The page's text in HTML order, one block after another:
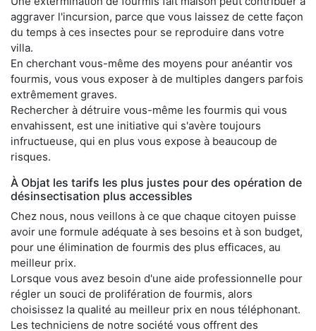
aggraver l'incursion, parce que vous laissez de cette façon
du temps à ces insectes pour se reproduire dans votre
villa.
En cherchant vous-même des moyens pour anéantir vos
fourmis, vous vous exposer à de multiples dangers parfois
extrêmement graves.
Rechercher à détruire vous-même les fourmis qui vous
envahissent, est une initiative qui s'avère toujours
infructueuse, qui en plus vous expose à beaucoup de
risques.
À Objat les tarifs les plus justes pour des opération de
désinsectisation plus accessibles
Chez nous, nous veillons à ce que chaque citoyen puisse
avoir une formule adéquate à ses besoins et à son budget,
pour une élimination de fourmis des plus efficaces, au
meilleur prix.
Lorsque vous avez besoin d'une aide professionnelle pour
régler un souci de prolifération de fourmis, alors
choisissez la qualité au meilleur prix en nous téléphonant.
Les techniciens de notre société vous offrent des